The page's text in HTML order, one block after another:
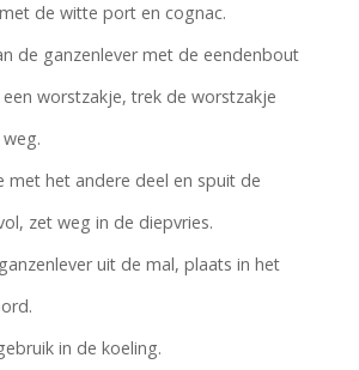
de witte port en cognac.
de ganzenlever met de eendenbout
worstzakje, trek de worstzakje
met het andere deel en spuit de
zet weg in de diepvries.
uit de mal, plaats in het
in de koeling.